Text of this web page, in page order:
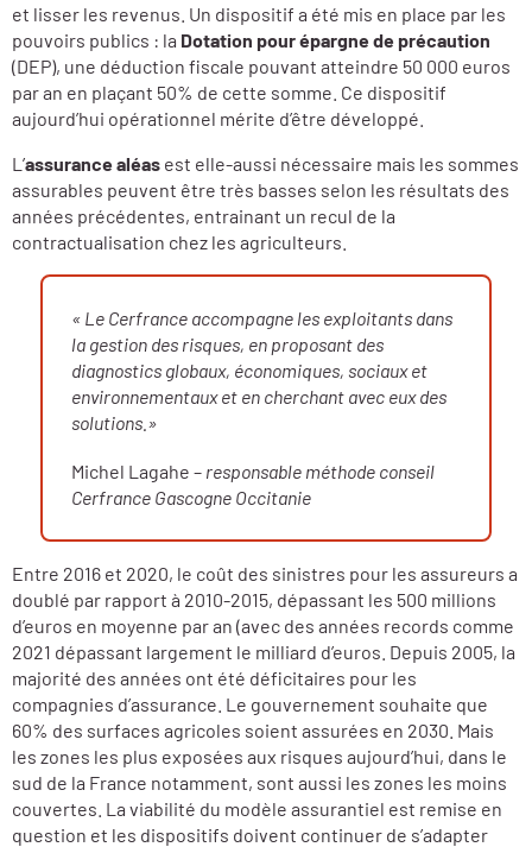
et lisser les revenus. Un dispositif a été mis en place par les
pouvoirs publics : la Dotation pour épargne de précaution
(DEP), une déduction fiscale pouvant atteindre 50 000 euros
par an en plaçant 50% de cette somme. Ce dispositif
aujourd’hui opérationnel mérite d’être développé.
L’assurance aléas est elle-aussi nécessaire mais les sommes
assurables peuvent être très basses selon les résultats des
années précédentes, entrainant un recul de la
contractualisation chez les agriculteurs.
« Le Cerfrance accompagne les exploitants dans
la gestion des risques, en proposant des
diagnostics globaux, économiques, sociaux et
environnementaux et en cherchant avec eux des
solutions.»
Michel Lagahe – responsable méthode conseil
Cerfrance Gascogne Occitanie
Entre 2016 et 2020, le coût des sinistres pour les assureurs a
doublé par rapport à 2010-2015, dépassant les 500 millions
d’euros en moyenne par an (avec des années records comme
2021 dépassant largement le milliard d’euros. Depuis 2005, la
majorité des années ont été déficitaires pour les
compagnies d’assurance. Le gouvernement souhaite que
60% des surfaces agricoles soient assurées en 2030. Mais
les zones les plus exposées aux risques aujourd’hui, dans le
sud de la France notamment, sont aussi les zones les moins
couvertes. La viabilité du modèle assurantiel est remise en
question et les dispositifs doivent continuer de s’adapter